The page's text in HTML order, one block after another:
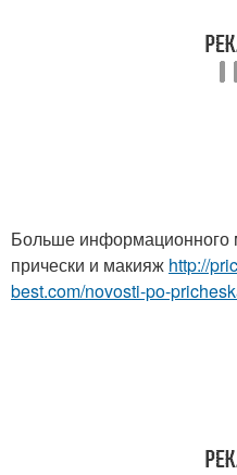
Больше информационного
прически и макияж http://
best.com/novosti-po-